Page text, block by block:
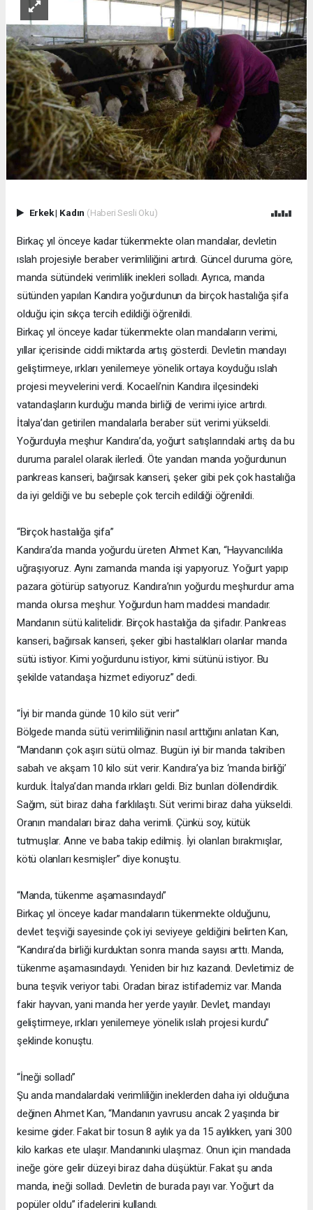
Erkek| Kadın (Haberi Sesli Oku)
Birkaç yıl önceye kadar tükenmekte olan mandalar, devletin
ıslah projesiyle beraber verimliliğini artırdı. Güncel duruma göre,
manda sütündeki verimlilik inekleri solladı. Ayrıca, manda
sütünden yapılan Kandıra yoğurdunun da birçok hastalığa şifa
olduğu için sıkça tercih edildiği öğrenildi.
Birkaç yıl önceye kadar tükenmekte olan mandaların verimi,
yıllar içerisinde ciddi miktarda artış gösterdi. Devletin mandayı
geliştirmeye, ırkları yenilemeye yönelik ortaya koyduğu ıslah
projesi meyvelerini verdi. Kocaeli’nin Kandıra ilçesindeki
vatandaşların kurduğu manda birliği de verimi iyice artırdı.
İtalya’dan getirilen mandalarla beraber süt verimi yükseldi.
Yoğurduyla meşhur Kandıra’da, yoğurt satışlarındaki artış da bu
duruma paralel olarak ilerledi. Öte yandan manda yoğurdunun
pankreas kanseri, bağırsak kanseri, şeker gibi pek çok hastalığa
da iyi geldiği ve bu sebeple çok tercih edildiği öğrenildi.
“Birçok hastalığa şifa”
Kandıra’da manda yoğurdu üreten Ahmet Kan, “Hayvancılıkla
uğraşıyoruz. Aynı zamanda manda işi yapıyoruz. Yoğurt yapıp
pazara götürüp satıyoruz. Kandıra’nın yoğurdu meşhurdur ama
manda olursa meşhur. Yoğurdun ham maddesi mandadır.
Mandanın sütü kalitelidir. Birçok hastalığa da şifadır. Pankreas
kanseri, bağırsak kanseri, şeker gibi hastalıkları olanlar manda
sütü istiyor. Kimi yoğurdunu istiyor, kimi sütünü istiyor. Bu
şekilde vatandaşa hizmet ediyoruz” dedi.
“İyi bir manda günde 10 kilo süt verir”
Bölgede manda sütü verimliliğinin nasıl arttığını anlatan Kan,
“Mandanın çok aşırı sütü olmaz. Bugün iyi bir manda takriben
sabah ve akşam 10 kilo süt verir. Kandıra’ya biz ‘manda birliği’
kurduk. İtalya’dan manda ırkları geldi. Biz bunları döllendirdik.
Sağım, süt biraz daha farklılaştı. Süt verimi biraz daha yükseldi.
Oranın mandaları biraz daha verimli. Çünkü soy, kütük
tutmuşlar. Anne ve baba takip edilmiş. İyi olanları bırakmışlar,
kötü olanları kesmişler” diye konuştu.
“Manda, tükenme aşamasındaydı”
Birkaç yıl önceye kadar mandaların tükenmekte olduğunu,
devlet teşviği sayesinde çok iyi seviyeye geldiğini belirten Kan,
“Kandıra’da birliği kurduktan sonra manda sayısı arttı. Manda,
tükenme aşamasındaydı. Yeniden bir hız kazandı. Devletimiz de
buna teşvik veriyor tabi. Oradan biraz istifademiz var. Manda
fakir hayvan, yani manda her yerde yayılır. Devlet, mandayı
geliştirmeye, ırkları yenilemeye yönelik ıslah projesi kurdu”
şeklinde konuştu.
“İneği solladı”
Şu anda mandalardaki verimliliğin ineklerden daha iyi olduğuna
değinen Ahmet Kan, “Mandanın yavrusu ancak 2 yaşında bir
kesime gider. Fakat bir tosun 8 aylık ya da 15 aylıkken, yani 300
kilo karkas ete ulaşır. Mandanınki ulaşmaz. Onun için mandada
ineğe göre gelir düzeyi biraz daha düşüktür. Fakat şu anda
manda, ineği solladı. Devletin de burada payı var. Yoğurt da
popüler oldu” ifadelerini kullandı.